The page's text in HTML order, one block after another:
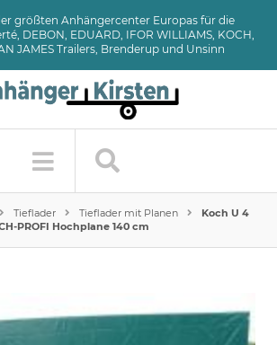
größten Anhängercenter Europas für die
DEBON, EDUARD, IFOR WILLIAMS, KOCH,
JAMES Trailers, Brenderup und Unsinn
Tieflader Tieflader mit Planen
Koch U 4
PROFI Hochplane 140 cm